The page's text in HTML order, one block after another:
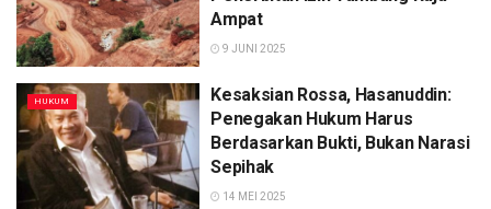
Ampat
9 JUNI 2025
HUKUM
Kesaksian Rossa, Hasanuddin:
Penegakan Hukum Harus
Berdasarkan Bukti, Bukan Narasi
Sepihak
14 MEI 2025